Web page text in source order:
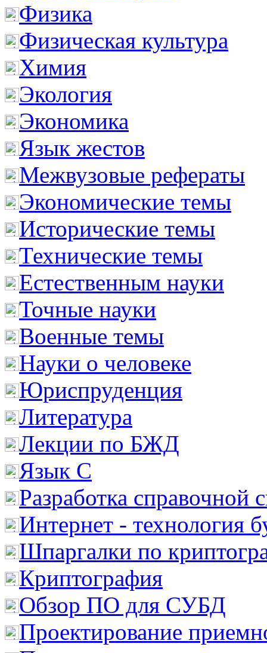
Физика
Физическая культура
Химия
Экология
Экономика
Язык жестов
Межвузовые рефераты
Экономические темы
Исторические темы
Технические темы
Естественным науки
Точные науки
Военные темы
Науки о человеке
Юриспруденция
Литература
Лекции по БЖД
Язык С
Разработка справочной
Интернет - технология
Шпаргалки по
Криптография
Обзор ПО для СУБД
Проектирование